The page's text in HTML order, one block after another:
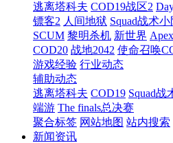
逃离塔科夫 COD19战区2
镖客2 人间地狱 Squad战术小
SCUM 黎明杀机 新世界
COD20 战地2042 使命召唤
游戏经验 行业动态
辅助动态
逃离塔科夫 COD19 Squad战
端游 The finals总决赛
聚合标签 网站地图 站内搜索
新闻资讯